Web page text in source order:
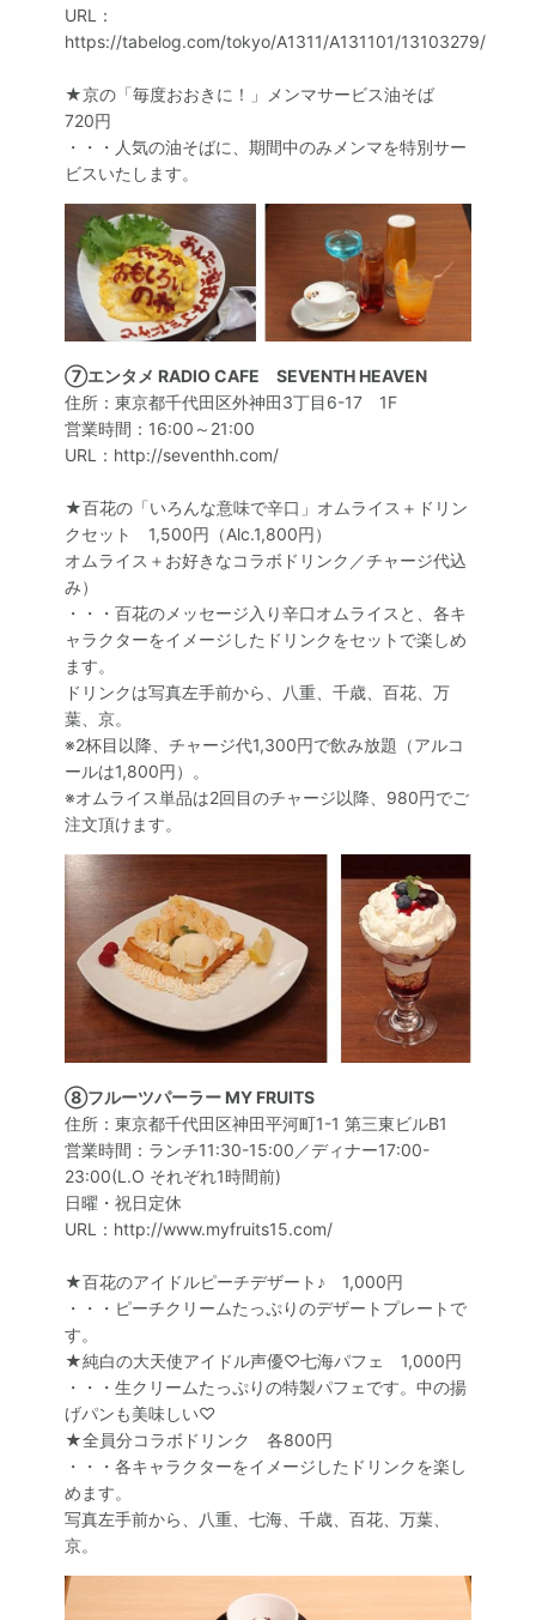
URL：
https://tabelog.com/tokyo/A1311/A131101/13103279/
★京の「毎度おおきに！」メンマサービス油そば
720円
・・・人気の油そばに、期間中のみメンマを特別サー
ビスいたします。
⑦エンタメ RADIO CAFE SEVENTH HEAVEN
住所：東京都千代田区外神田3丁目6-17 1F
営業時間：16:00～21:00
URL：http://seventhh.com/
★百花の「いろんな意味で辛口」オムライス＋ドリン
クセット 1,500円（Alc.1,800円）
オムライス＋お好きなコラボドリンク／チャージ代込
み）
・・・百花のメッセージ入り辛口オムライスと、各キ
ャラクターをイメージしたドリンクをセットで楽しめ
ます。
ドリンクは写真左手前から、八重、千歳、百花、万
葉、京。
※2杯目以降、チャージ代1,300円で飲み放題（アルコ
ールは1,800円）。
※オムライス単品は2回目のチャージ以降、980円でご
注文頂けます。
⑧フルーツパーラー MY FRUITS
住所：東京都千代田区神田平河町1-1 第三東ビルB1
営業時間：ランチ11:30-15:00／ディナー17:00-
23:00(L.O それぞれ1時間前)
日曜・祝日定休
URL：http://www.myfruits15.com/
★百花のアイドルピーチデザート♪ 1,000円
・・・ピーチクリームたっぷりのデザートプレートで
す。
★純白の大天使アイドル声優♡七海パフェ 1,000円
・・・生クリームたっぷりの特製パフェです。中の揚
げパンも美味しい♡
★全員分コラボドリンク 各800円
・・・各キャラクターをイメージしたドリンクを楽し
めます。
写真左手前から、八重、七海、千歳、百花、万葉、
京。